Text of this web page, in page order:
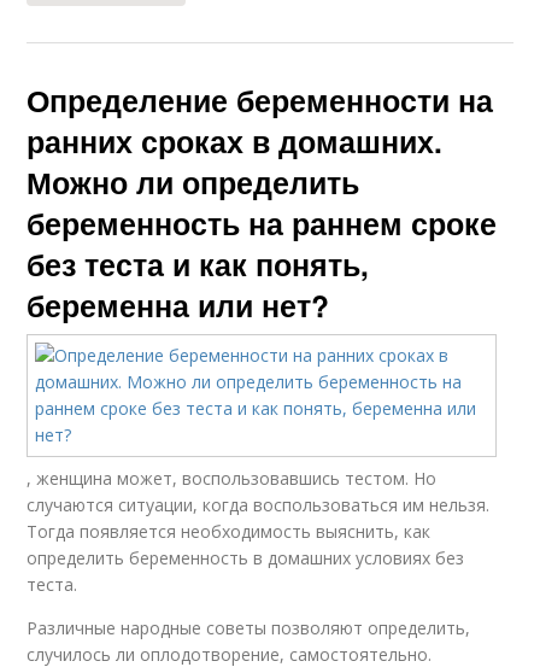
Определение беременности на
ранних сроках в домашних.
Можно ли определить
беременность на раннем сроке
без теста и как понять,
беременна или нет?
, женщина может, воспользовавшись тестом. Но
случаются ситуации, когда воспользоваться им нельзя.
Тогда появляется необходимость выяснить, как
определить беременность в домашних условиях без
теста.
Различные народные советы позволяют определить,
случилось ли оплодотворение, самостоятельно.